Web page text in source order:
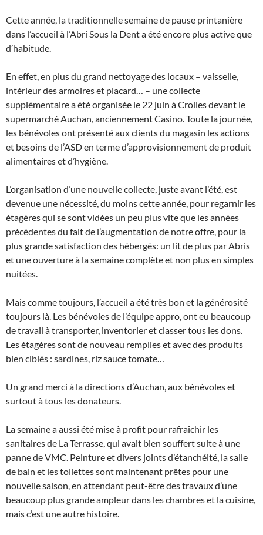
Cette année, la traditionnelle semaine de pause printanière
dans l’accueil à l’Abri Sous la Dent a été encore plus active que
d’habitude.
En effet, en plus du grand nettoyage des locaux – vaisselle,
intérieur des armoires et placard… – une collecte
supplémentaire a été organisée le 22 juin à Crolles devant le
supermarché Auchan, anciennement Casino. Toute la journée,
les bénévoles ont présenté aux clients du magasin les actions
et besoins de l’ASD en terme d’approvisionnement de produit
alimentaires et d’hygiène.
L’organisation d’une nouvelle collecte, juste avant l’été, est
devenue une nécessité, du moins cette année, pour regarnir les
étagères qui se sont vidées un peu plus vite que les années
précédentes du fait de l’augmentation de notre offre, pour la
plus grande satisfaction des hébergés: un lit de plus par Abris
et une ouverture à la semaine complète et non plus en simples
nuitées.
Mais comme toujours, l’accueil a été très bon et la générosité
toujours là. Les bénévoles de l’équipe appro, ont eu beaucoup
de travail à transporter, inventorier et classer tous les dons.
Les étagères sont de nouveau remplies et avec des produits
bien ciblés : sardines, riz sauce tomate…
Un grand merci à la directions d’Auchan, aux bénévoles et
surtout à tous les donateurs.
La semaine a aussi été mise à profit pour rafraîchir les
sanitaires de La Terrasse, qui avait bien souffert suite à une
panne de VMC. Peinture et divers joints d’étanchéité, la salle
de bain et les toilettes sont maintenant prêtes pour une
nouvelle saison, en attendant peut-être des travaux d’une
beaucoup plus grande ampleur dans les chambres et la cuisine,
mais c’est une autre histoire.